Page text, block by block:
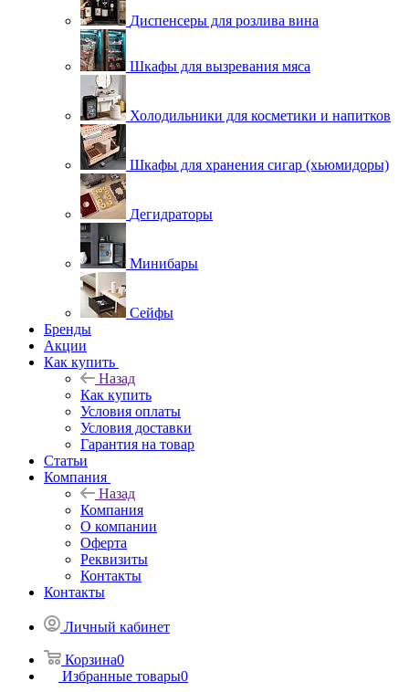
Диспенсеры для розлива вина
Шкафы для вызревания мяса
Холодильники для косметики и напитков
Шкафы для хранения сигар (хьюмидоры)
Дегидраторы
Минибары
Сейфы
Бренды
Акции
Как купить
Назад
Как купить
Условия оплаты
Условия доставки
Гарантия на товар
Статьи
Компания
Назад
Компания
О компании
Оферта
Реквизиты
Контакты
Контакты
Личный кабинет
Корзина0
Избранные товары0